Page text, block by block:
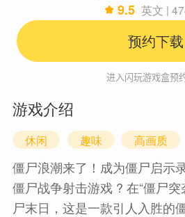
9.5 英文 |
预约下载
进入闪玩游戏盒预
游戏介绍
休闲 趣味 高画质
僵尸浪潮来了！成为僵尸启示
僵尸战争射击游戏 ? 在“僵尸
尸末日，这是一款引人入胜的